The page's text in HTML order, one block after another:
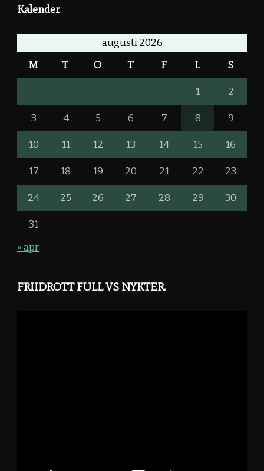
Kalender
augusti 2026
M T O T F L S
1 2
3 4 5 6 7 8 9
10 11 12 13 14 15 16
17 18 19 20 21 22 23
24 25 26 27 28 29 30
31
« apr
FRIIDROTT FULL VS NYKTER.